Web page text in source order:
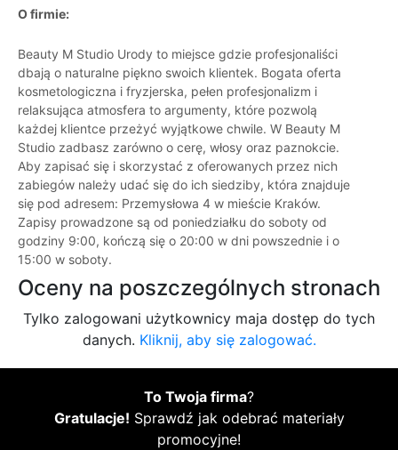
O firmie:
Beauty M Studio Urody to miejsce gdzie profesjonaliści
dbają o naturalne piękno swoich klientek. Bogata oferta
kosmetologiczna i fryzjerska, pełen profesjonalizm i
relaksująca atmosfera to argumenty, które pozwolą
każdej klientce przeżyć wyjątkowe chwile. W Beauty M
Studio zadbasz zarówno o cerę, włosy oraz paznokcie.
Aby zapisać się i skorzystać z oferowanych przez nich
zabiegów należy udać się do ich siedziby, która znajduje
się pod adresem: Przemysłowa 4 w mieście Kraków.
Zapisy prowadzone są od poniedziałku do soboty od
godziny 9:00, kończą się o 20:00 w dni powszednie i o
15:00 w soboty.
Oceny na poszczególnych stronach
Tylko zalogowani użytkownicy maja dostęp do tych
danych. Kliknij, aby się zalogować.
To Twoja firma?
Gratulacje! Sprawdź jak odebrać materiały
promocyjne!